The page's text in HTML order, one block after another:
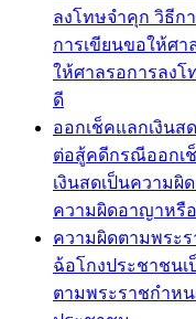
ลงโทษจำคุก วิธีก
การเขียนขอให้ศ
ให้ศาลรอการลงโ
ดี
ออกเช็คแลกเงิน
ต่อสู้คดีกรณีออกเ
เงินสดเป็นความผิ
ความผิดอาญาหรื
ความผิดตามพระ
ฉ้อโกงประชาชนเ
ตามพระราชกำหน